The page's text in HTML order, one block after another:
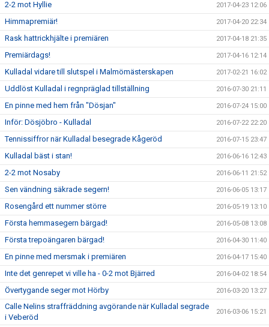
2-2 mot Hyllie 2017-04-23 12:06
Himmapremiär! 2017-04-20 22:34
Rask hattrickhjälte i premiären 2017-04-18 21:35
Premiärdags! 2017-04-16 12:14
Kulladal vidare till slutspel i Malmömästerskapen 2017-02-21 16:02
Uddlöst Kulladal i regnpräglad tillställning 2016-07-30 21:11
En pinne med hem från "Dösjan" 2016-07-24 15:00
Inför: Dösjöbro - Kulladal 2016-07-22 22:20
Tennissiffror när Kulladal besegrade Kågeröd 2016-07-15 23:47
Kulladal bäst i stan! 2016-06-16 12:43
2-2 mot Nosaby 2016-06-11 21:52
Sen vändning säkrade segern! 2016-06-05 13:17
Rosengård ett nummer större 2016-05-19 13:10
Första hemmasegern bärgad! 2016-05-08 13:08
Första trepoängaren bärgad! 2016-04-30 11:40
En pinne med mersmak i premiären 2016-04-17 15:40
Inte det genrepet vi ville ha - 0-2 mot Bjärred 2016-04-02 18:54
Övertygande seger mot Hörby 2016-03-20 13:27
Calle Nelins straffräddning avgörande när Kulladal segrade
i Veberöd
2016-03-06 15:21